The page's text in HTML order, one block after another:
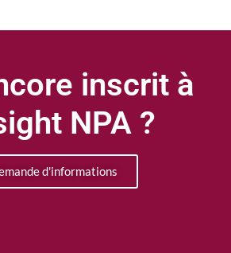
inscrit à
NPA ?
d'informations